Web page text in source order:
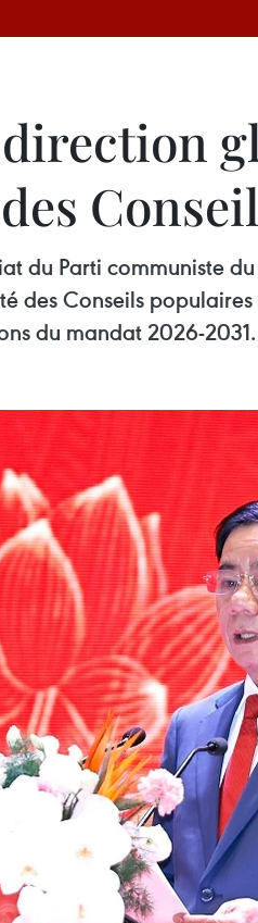
du Parti communiste
des Conseils
du mandat 2026-2031.